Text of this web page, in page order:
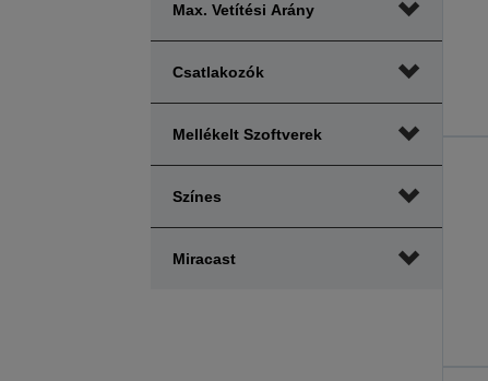
Max. Vetítési Arány
Csatlakozók
Mellékelt Szoftverek
Színes
Miracast